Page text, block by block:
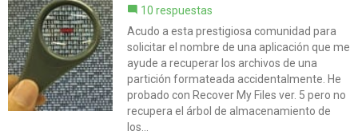
10 respuestas
Acudo a esta prestigiosa comunidad para
solicitar el nombre de una aplicación que me
ayude a recuperar los archivos de una
partición formateada accidentalmente. He
probado con Recover My Files ver. 5 pero no
recupera el árbol de almacenamiento de
los...